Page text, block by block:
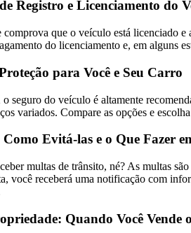
Registro e Licenciamento do
que o veículo está licenciado
do licenciamento e, em alguns
para Você e Seu Carro
seguro do veículo é altamente
variados. Compare as opções e
Evitá-las e o Que Fazer
multas de trânsito, né? As multas
você receberá uma notificação com
Quando Você Vende